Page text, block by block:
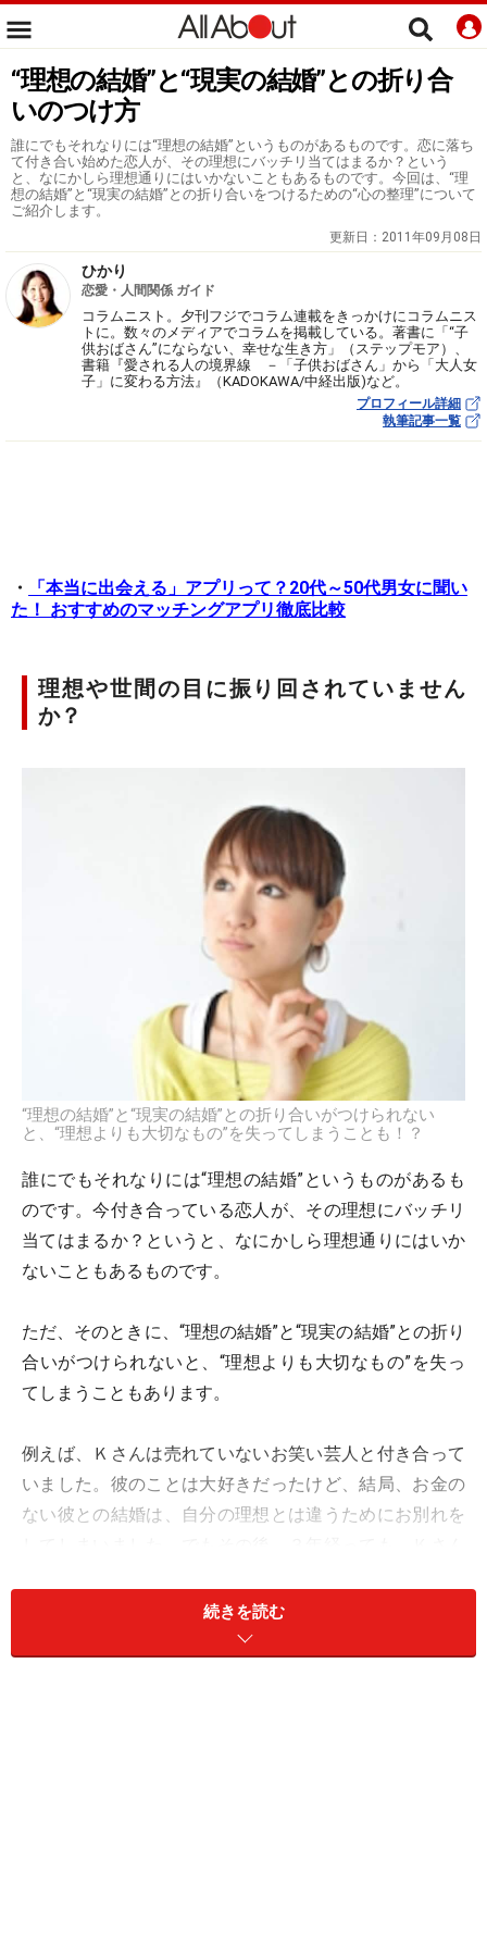
“理想の結婚”と“現実の結婚”との折り合
いのつけ方
誰にでもそれなりには“理想の結婚”というものがあるものです。恋に落ち
て付き合い始めた恋人が、その理想にバッチリ当てはまるか？という
と、なにかしら理想通りにはいかないこともあるものです。今回は、“理
想の結婚”と“現実の結婚”との折り合いをつけるための“心の整理”について
ご紹介します。
更新日： 2011年09月08日
ひかり
恋愛・人間関係 ガイド
コラムニスト。夕刊フジでコラム連載をきっかけにコラムニス
トに。数々のメディアでコラムを掲載している。著書に「“子
供おばさん”にならない、幸せな生き方」（ステップモア）、
書籍『愛される人の境界線 －「子供おばさん」から「大人女
子」に変わる方法』（KADOKAWA/中経出版)など。
プロフィール詳細
執筆記事一覧
・
「本当に出会える」アプリって？20代～50代男女に聞い
た！ おすすめのマッチングアプリ徹底比較
理想や世間の目に振り回されていません
か？
“理想の結婚”と“現実の結婚”との折り合いがつけられない
と、“理想よりも大切なもの”を失ってしまうことも！？
誰にでもそれなりには“理想の結婚”というものがあるも
のです。今付き合っている恋人が、その理想にバッチリ
当てはまるか？というと、なにかしら理想通りにはいか
ないこともあるものです。
ただ、そのときに、“理想の結婚”と“現実の結婚”との折り
合いがつけられないと、“理想よりも大切なもの”を失っ
てしまうこともあります。
例えば、Ｋさんは売れていないお笑い芸人と付き合って
いました。彼のことは大好きだったけど、結局、お金の
ない彼との結婚は、自分の理想とは違うためにお別れを
“理想の結婚”と“現実の結婚”との折り合いをつけるのに一
続きを読む